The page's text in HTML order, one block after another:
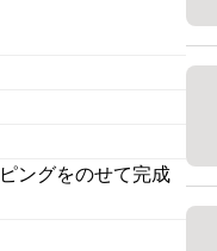
ングをのせて完成